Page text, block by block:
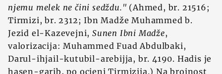
njemu melek ne čini sedždu." (Ahmed, br. 21516;
Tirmizi, br. 2312; Ibn Madže Muhammed b.
Jezid el-Kazevejni,Sunen Ibni Madže,
valorizacija: Muhammed Fuad Abdulbaki,
Darul-ihjail-kutubil-arebijja, br. 4190. Hadis je
hasen-garib, po ocjeni Tirmizija.) Na brojnost